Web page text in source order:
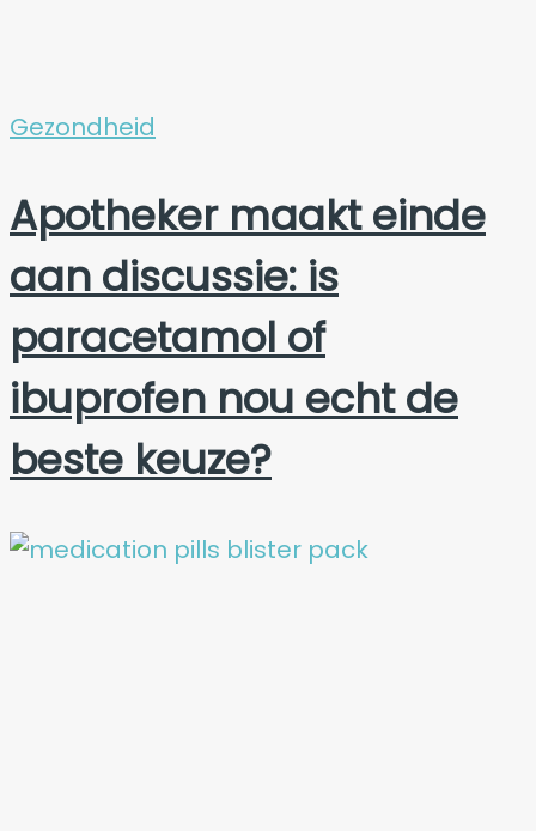
Gezondheid
Apotheker maakt einde
aan discussie: is
paracetamol of
ibuprofen nou echt de
beste keuze?